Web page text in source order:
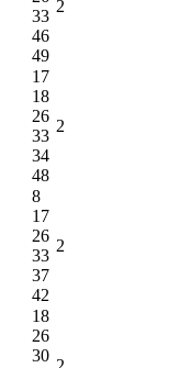
33
46
49
2
17
18
26
33
34
48
2
8
17
26
33
37
42
2
18
26
30